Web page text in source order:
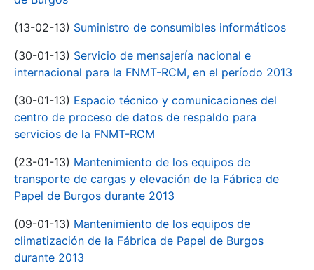
(13-02-13) Suministro de consumibles informáticos
(30-01-13) Servicio de mensajería nacional e
internacional para la FNMT-RCM, en el período 2013
(30-01-13) Espacio técnico y comunicaciones del
centro de proceso de datos de respaldo para
servicios de la FNMT-RCM
(23-01-13) Mantenimiento de los equipos de
transporte de cargas y elevación de la Fábrica de
Papel de Burgos durante 2013
(09-01-13) Mantenimiento de los equipos de
climatización de la Fábrica de Papel de Burgos
durante 2013